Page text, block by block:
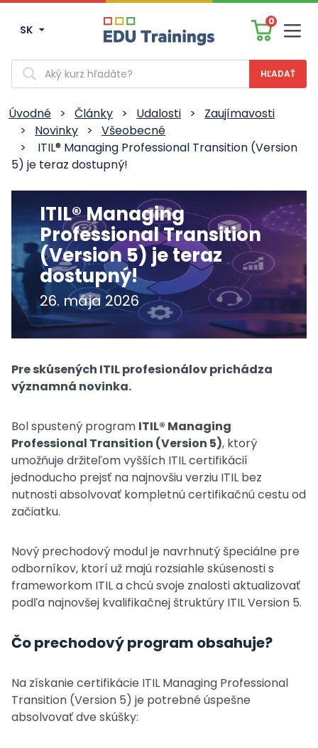
SK
0
Vyhľadávanie
Úvodné > Články > Udalosti >
Zaujímavosti
>
Novinky >
Všeobecné
>
ITIL® Managing Professional Transition (Version
5) je teraz dostupný!
ITIL® Managing
Professional Transition
(Version 5) je teraz
dostupný!
26. mája 2026
Pre skúsených ITIL profesionálov prichádza
významná novinka.
Bol spustený program ITIL® Managing
Professional Transition (Version 5), ktorý
umožňuje držiteľom vyšších ITIL certifikácií
jednoducho prejsť na najnovšiu verziu ITIL bez
nutnosti absolvovať kompletnú certifikačnú cestu od
začiatku.
Nový prechodový modul je navrhnutý špeciálne pre
odborníkov, ktorí už majú rozsiahle skúsenosti s
frameworkom ITIL a chcú svoje znalosti aktualizovať
podľa najnovšej kvalifikačnej štruktúry ITIL Version 5.
Čo prechodový program obsahuje?
Na získanie certifikácie ITIL Managing Professional
Transition (Version 5) je potrebné úspešne
absolvovať dve skúšky: